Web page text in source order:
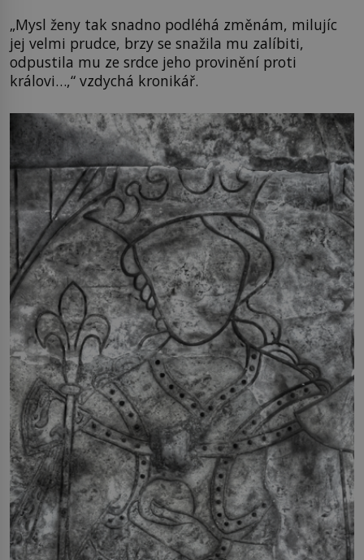
„Mysl ženy tak snadno podléhá změnám, milujíc
jej velmi prudce, brzy se snažila mu zalíbiti,
odpustila mu ze srdce jeho provinění proti
královi…,“ vzdychá kronikář.